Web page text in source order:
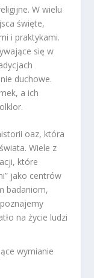
W wielu
święte,
i praktykami.
się w
duchowe.
a ich
oaz, która
Wiele z
które
jako centrów
badaniom,
na życie ludzi
wymianie